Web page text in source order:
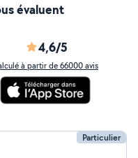
évaluent
4,6/5
à partir de 66000 avis
Particulier